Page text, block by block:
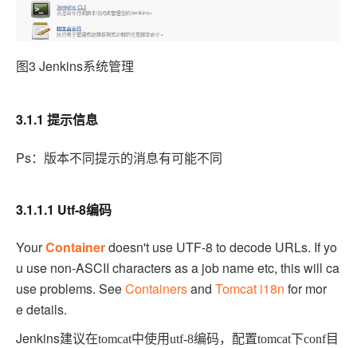
图3 Jenkins系统管理
3.1.1 提示信息
Ps：版本不同提示的消息有可能不同
3.1.1.1 Utf-8编码
YourContainerdoesn't use UTF-8 to decode URLs. If yo
u use non-ASCII characters as a job name etc, this will ca
use problems. SeeContainersand Tomcat i18n for mor
e details.
Jenkins建议在tomcat中使用utf-8编码，配置tomcat下conf目